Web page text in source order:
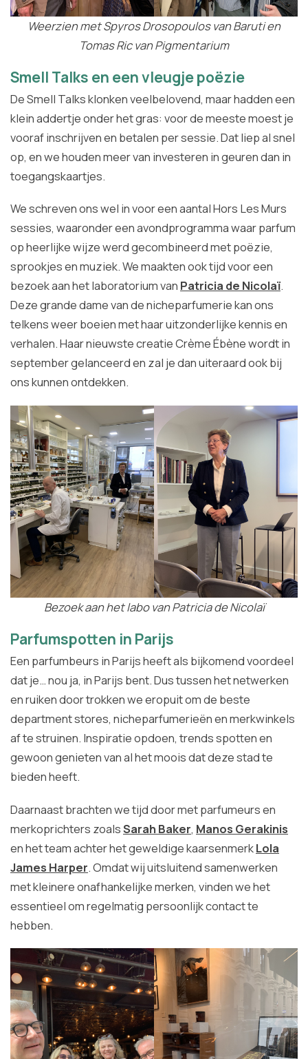
Weerzien met Spyros Drosopoulos van Baruti en
Tomas Ric van Pigmentarium
Smell Talks en een vleugje poëzie
De Smell Talks klonken veelbelovend, maar hadden een
klein addertje onder het gras: voor de meeste moest je
vooraf inschrijven en betalen per sessie. Dat liep al snel
op, en we houden meer van investeren in geuren dan in
toegangskaartjes.
We schreven ons wel in voor een aantal Hors Les Murs
sessies, waaronder een avondprogramma waar parfum
op heerlijke wijze werd gecombineerd met poëzie,
sprookjes en muziek. We maakten ook tijd voor een
bezoek aan het laboratorium van Patricia de Nicolaï.
Deze grande dame van de nicheparfumerie kan ons
telkens weer boeien met haar uitzonderlijke kennis en
verhalen. Haar nieuwste creatie Crème Ébène wordt in
september gelanceerd en zal je dan uiteraard ook bij
ons kunnen ontdekken.
Bezoek aan het labo van Patricia de Nicolaï
Parfumspotten in Parijs
Een parfumbeurs in Parijs heeft als bijkomend voordeel
dat je… nou ja, in Parijs bent. Dus tussen het netwerken
en ruiken door trokken we eropuit om de beste
department stores, nicheparfumerieën en merkwinkels
af te struinen. Inspiratie opdoen, trends spotten en
gewoon genieten van al het moois dat deze stad te
bieden heeft.
Daarnaast brachten we tijd door met parfumeurs en
merkoprichters zoalsSarah Baker, Manos Gerakinis
en het team achter het geweldige kaarsenmerkLola
James Harper. Omdat wij uitsluitend samenwerken
met kleinere onafhankelijke merken, vinden we het
essentieel om regelmatig persoonlijk contact te
hebben.